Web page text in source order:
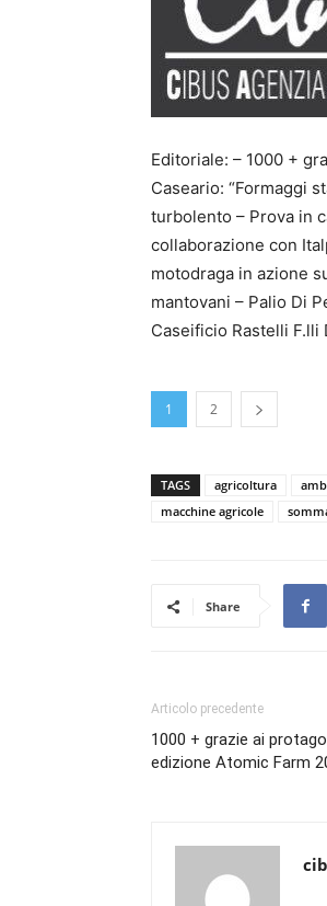
Editoriale: – 1000 +
Caseario: “Formaggi
turbolento – Prova in
collaborazione con
motodraga in azione
mantovani – Palio Di
Caseificio Rastelli F.lli
1 2
TAGS agricoltura
macchine agricole
Share
Articolo precedente
1000 + grazie ai
edizione Atomic Farm